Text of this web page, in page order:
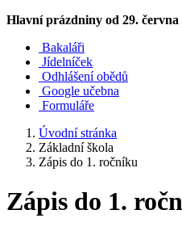
Hlavní prázdniny od 29.
Bakaláři
Jídelníček
Odhlášení obědů
Google učebna
Formuláře
Úvodní stránka
Základní škola
Zápis do 1. ročníku
Zápis do 1.